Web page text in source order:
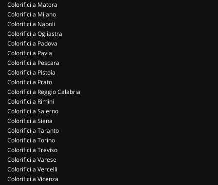
Colorifici a Matera
Colorifici a Milano
Colorifici a Napoli
Colorifici a Ogliastra
Colorifici a Padova
Colorifici a Pavia
Colorifici a Pescara
Colorifici a Pistoia
Colorifici a Prato
Colorifici a Reggio Calabria
Colorifici a Rimini
Colorifici a Salerno
Colorifici a Siena
Colorifici a Taranto
Colorifici a Torino
Colorifici a Treviso
Colorifici a Varese
Colorifici a Vercelli
Colorifici a Vicenza